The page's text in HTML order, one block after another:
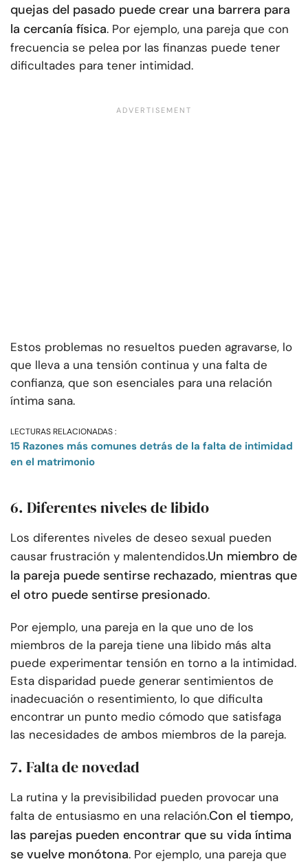
quejas del pasado puede crear una barrera para
la cercanía física. Por ejemplo, una pareja que con
frecuencia se pelea por las finanzas puede tener
dificultades para tener intimidad.
Estos problemas no resueltos pueden agravarse, lo
que lleva a una tensión continua y una falta de
confianza, que son esenciales para una relación
íntima sana.
LECTURAS RELACIONADAS :
15 Razones más comunes detrás de la falta de intimidad
en el matrimonio
6. Diferentes niveles de libido
Los diferentes niveles de deseo sexual pueden
causar frustración y malentendidos.Un miembro de
la pareja puede sentirse rechazado, mientras que
el otro puede sentirse presionado.
Por ejemplo, una pareja en la que uno de los
miembros de la pareja tiene una libido más alta
puede experimentar tensión en torno a la intimidad.
Esta disparidad puede generar sentimientos de
inadecuación o resentimiento, lo que dificulta
encontrar un punto medio cómodo que satisfaga
las necesidades de ambos miembros de la pareja.
7. Falta de novedad
La rutina y la previsibilidad pueden provocar una
falta de entusiasmo en una relación.Con el tiempo,
las parejas pueden encontrar que su vida íntima
se vuelve monótona. Por ejemplo, una pareja que